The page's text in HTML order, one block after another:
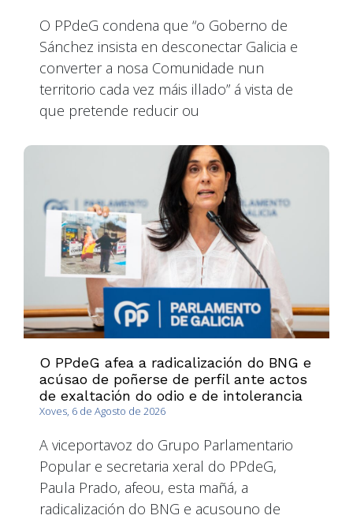
O PPdeG condena que “o Goberno de
Sánchez insista en desconectar Galicia e
converter a nosa Comunidade nun
territorio cada vez máis illado” á vista de
que pretende reducir ou
O PPdeG afea a radicalización do BNG e
acúsao de poñerse de perfil ante actos
de exaltación do odio e de intolerancia
Xoves, 6 de Agosto de 2026
A viceportavoz do Grupo Parlamentario
Popular e secretaria xeral do PPdeG,
Paula Prado, afeou, esta mañá, a
radicalización do BNG e acusouno de